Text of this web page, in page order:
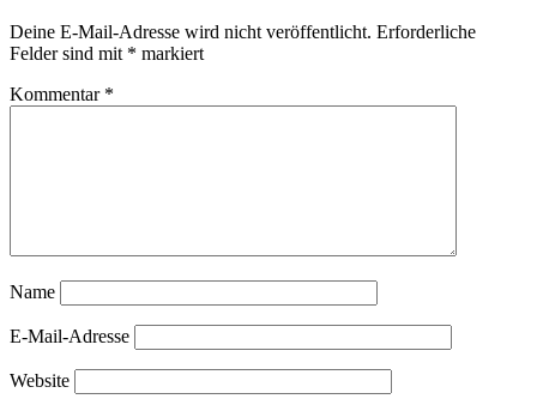
Deine E-Mail-Adresse wird nicht veröffentlicht. Erforderliche
Felder sind mit * markiert
Kommentar *
Name
E-Mail-Adresse
Website